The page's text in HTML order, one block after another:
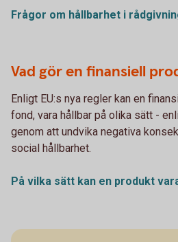
Frågor om hållbarhet i
Vad gör en finansiell
Enligt EU:s nya regler kan en
fond, vara hållbar på olika sätt -
genom att undvika negativa
social hållbarhet.
På vilka sätt kan en produkt